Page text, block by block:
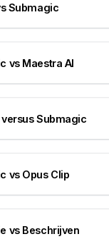
Submagic
vs Maestra AI
Submagic
vs Opus Clip
vs Beschrijven